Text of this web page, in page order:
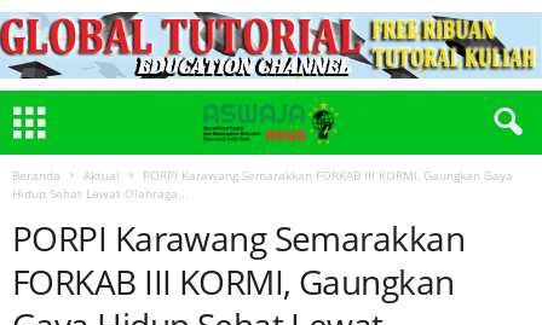
Beranda Aktual
PORPI Karawang Semarakkan FORKAB III KORMI, Gaungkan Gaya
Hidup Sehat Lewat Olahraga...
PORPI Karawang Semarakkan
FORKAB III KORMI, Gaungkan